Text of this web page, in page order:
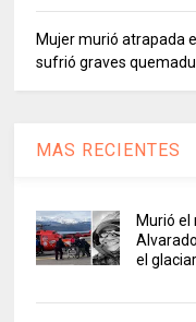
Mujer murió atrapada
sufrió graves
MAS RECIENTES
Murió el
el